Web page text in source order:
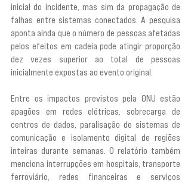
inicial do incidente, mas sim da propagação de
falhas entre sistemas conectados. A pesquisa
aponta ainda que o número de pessoas afetadas
pelos efeitos em cadeia pode atingir proporção
dez vezes superior ao total de pessoas
inicialmente expostas ao evento original.
Entre os impactos previstos pela ONU estão
apagões em redes elétricas, sobrecarga de
centros de dados, paralisação de sistemas de
comunicação e isolamento digital de regiões
inteiras durante semanas. O relatório também
menciona interrupções em hospitais, transporte
ferroviário, redes financeiras e serviços